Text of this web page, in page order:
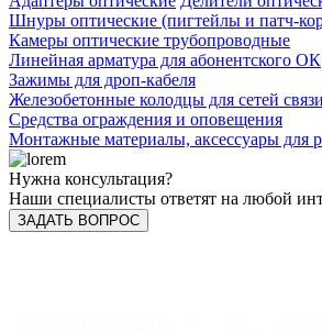
Шнуры оптические (пигтейлы и патч-
Камеры оптические трубопроводные
Линейная арматура для абонентского ОК
Зажимы для дроп-кабеля
Железобетонные колодцы для сетей связи
Средства ограждения и оповещения
Монтажные материалы, аксессуары для
Нужна консультация?
Наши специалисты ответят на любой
ЗАДАТЬ ВОПРОС